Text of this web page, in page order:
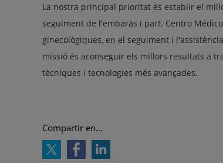
La nostra principal prioritat és establir el
seguiment de l'embaràs i part. Centro
ginecològiques, en el seguiment i
missió és aconseguir els millors resultats a
tècniques i tecnologies més avançades.
Compartir en...